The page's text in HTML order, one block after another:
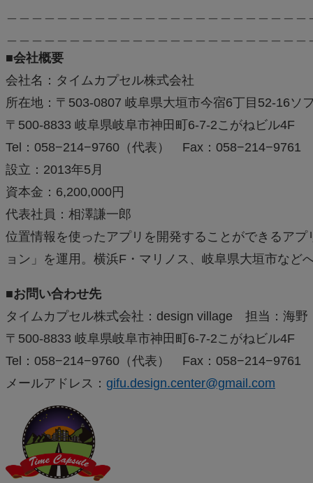
■会社概要
会社名：タイムカプセル株式会社
所在地：〒503-0807 岐阜県大垣市今宿6丁目52-16ソ
〒500-8833 岐阜県岐阜市神田町6-7-2こがねビル4F
Tel：058−214−9760（代表） Fax：058−214−9761
設立：2013年5月
資本金：6,200,000円
代表社員：相澤謙一郎
位置情報を使ったアプリを開発することができるア
ョン」を運用。横浜F・マリノス、岐阜県大垣市など
■お問い合わせ先
タイムカプセル株式会社：design village 担当：海野
〒500-8833 岐阜県岐阜市神田町6-7-2こがねビル4F
Tel：058−214−9760（代表） Fax：058−214−9761
メールアドレス： gifu.design.center@gmail.com